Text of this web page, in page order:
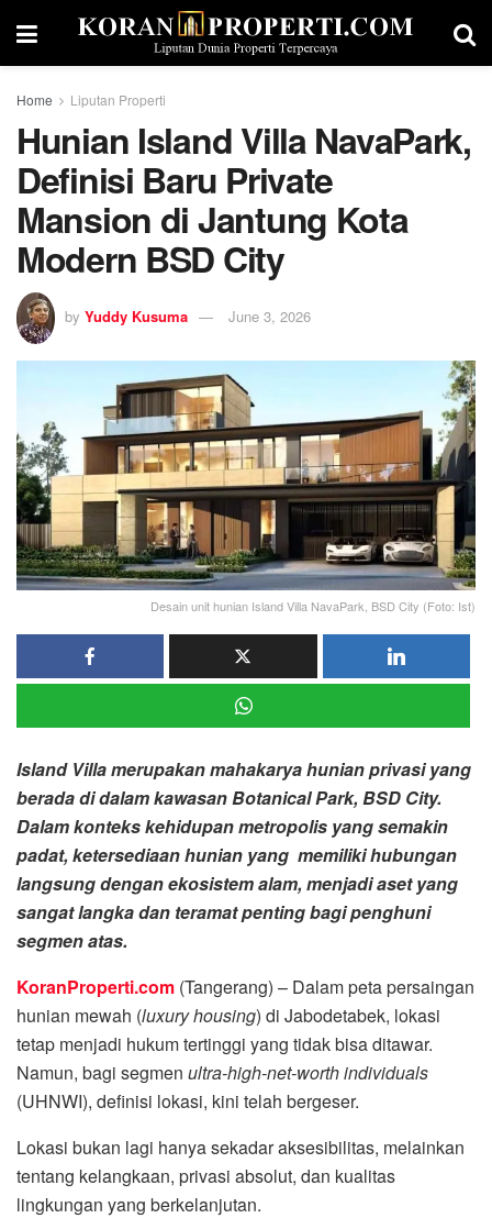
Home Liputan Properti
Hunian Island Villa NavaPark,
Definisi Baru Private
Mansion di Jantung Kota
Modern BSD City
by Yuddy Kusuma June 3, 2026
Desain unit hunian Island Villa NavaPark, BSD City (Foto: Ist)
Island Villa merupakan mahakarya hunian privasi yang
berada di dalam kawasan Botanical Park, BSD City.
Dalam konteks kehidupan metropolis yang semakin
padat, ketersediaan hunian yang memiliki hubungan
langsung dengan ekosistem alam, menjadi aset yang
sangat langka dan teramat penting bagi penghuni
segmen atas.
KoranProperti.com (Tangerang) – Dalam peta persaingan
hunian mewah (luxury housing) di Jabodetabek, lokasi
tetap menjadi hukum tertinggi yang tidak bisa ditawar.
Namun, bagi segmen ultra-high-net-worth individuals
(UHNWI), definisi lokasi, kini telah bergeser.
Lokasi bukan lagi hanya sekadar aksesibilitas, melainkan
tentang kelangkaan, privasi absolut, dan kualitas
lingkungan yang berkelanjutan.